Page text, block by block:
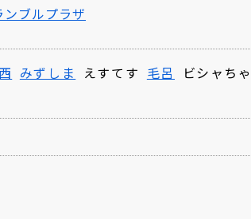
ブルプラザ
みずしま えすてす 毛呂 ビシャち